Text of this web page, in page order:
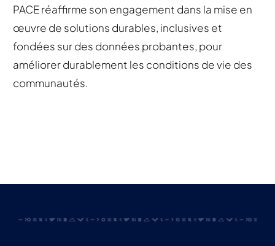
PACE réaffirme son engagement dans la mise en
œuvre de solutions durables, inclusives et
fondées sur des données probantes, pour
améliorer durablement les conditions de vie des
communautés.